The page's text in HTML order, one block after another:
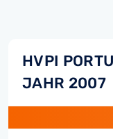
HVPI
JAHR 2007